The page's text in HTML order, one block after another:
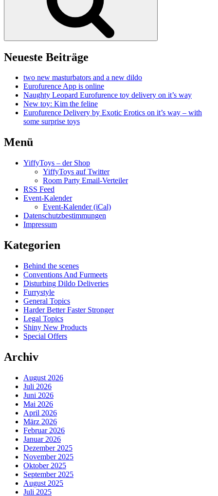
Neueste Beiträge
two new masturbators and a new dildo
Eurofurence App is online
Naughty Leopard Eurofurence toy delivery on it’s way
New toy: Kim the feline
Eurofurence Delivery by Exotic Erotics on it’s way – with
some surprise toys
Menü
YiffyToys – der Shop
YiffyToys auf Twitter
Room Party Email-Verteiler
RSS Feed
Event-Kalender
Event-Kalender (iCal)
Datenschutzbestimmungen
Impressum
Kategorien
Behind the scenes
Conventions And Furmeets
Disturbing Dildo Deliveries
Furrystyle
General Topics
Harder Better Faster Stronger
Legal Topics
Shiny New Products
Special Offers
Archiv
August 2026
Juli 2026
Juni 2026
Mai 2026
April 2026
März 2026
Februar 2026
Januar 2026
Dezember 2025
November 2025
Oktober 2025
September 2025
August 2025
Juli 2025